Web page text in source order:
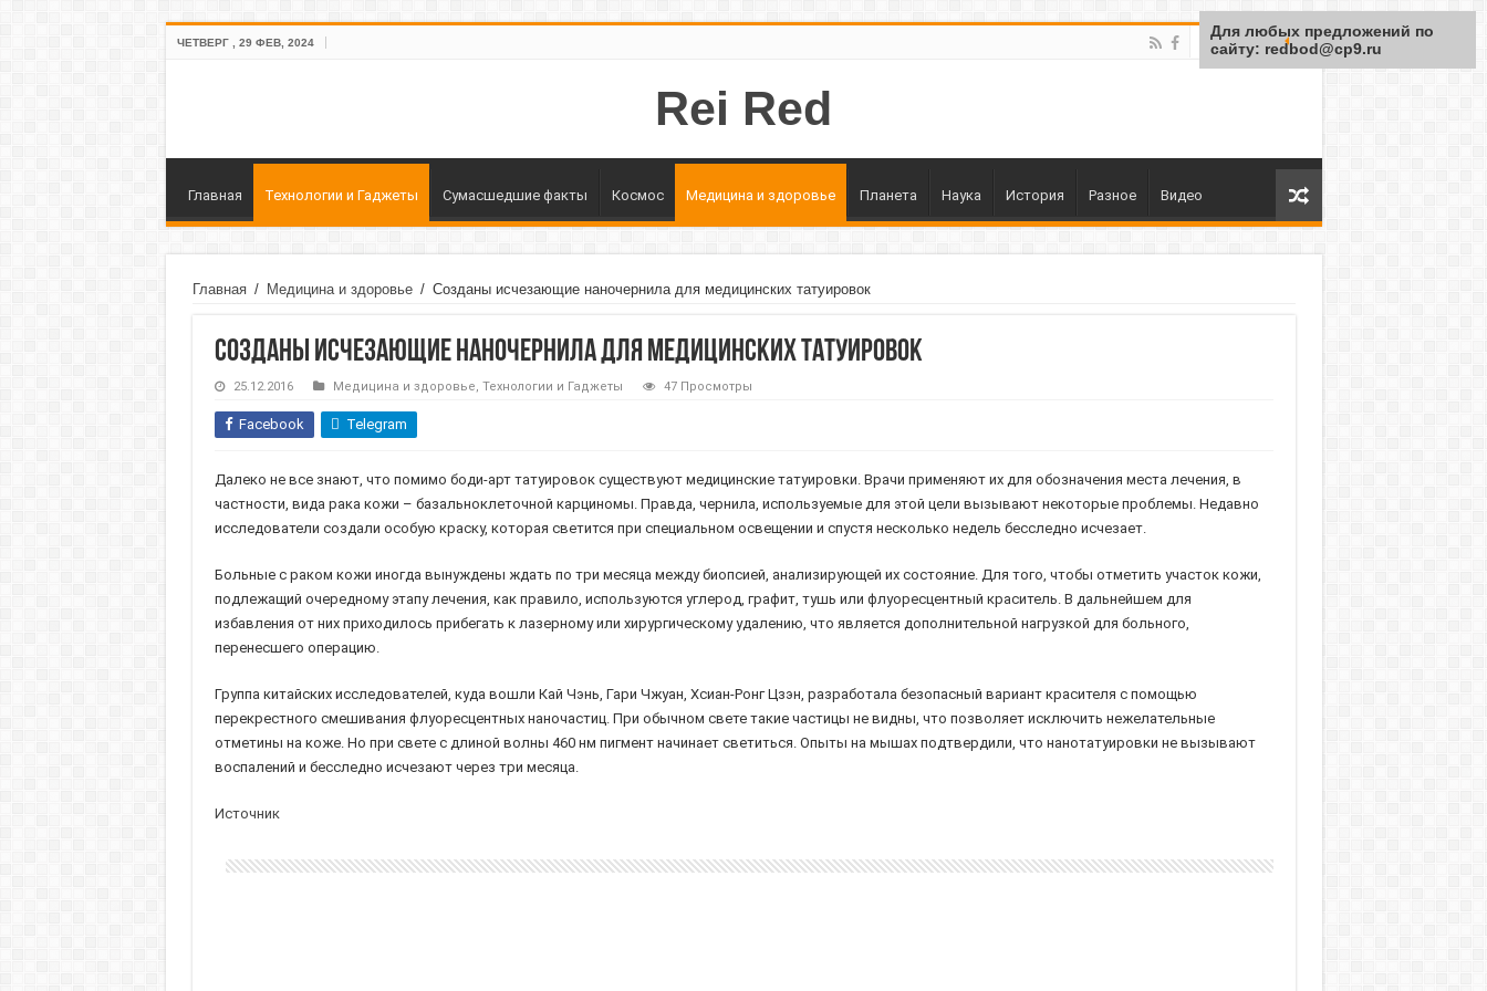
ЧЕТВЕРГ , 29 ФЕВ, 2024
Rei Red
Главная Технологии и Гаджеты Сумасшедшие факты Космос Медицина и здоровье Планета Наука История Разное Видео
Главная / Медицина и здоровье / Созданы исчезающие наночернила для медицинских татуировок
Созданы исчезающие наночернила для медицинских татуировок
25.12.2016 Медицина и здоровье, Технологии и Гаджеты 47 Просмотры
Facebook Telegram
Далеко не все знают, что помимо боди-арт татуировок существуют медицинские татуировки. Врачи применяют их для обозначения места лечения, в
частности, вида рака кожи – базальноклеточной карциномы. Правда, чернила, используемые для этой цели вызывают некоторые проблемы. Недавно
исследователи создали особую краску, которая светится при специальном освещении и спустя несколько недель бесследно исчезает.
Больные с раком кожи иногда вынуждены ждать по три месяца между биопсией, анализирующей их состояние. Для того, чтобы отметить участок кожи,
подлежащий очередному этапу лечения, как правило, используются углерод, графит, тушь или флуоресцентный краситель. В дальнейшем для
избавления от них приходилось прибегать к лазерному или хирургическому удалению, что является дополнительной нагрузкой для больного,
перенесшего операцию.
Группа китайских исследователей, куда вошли Кай Чэнь, Гари Чжуан, Хсиан-Ронг Цзэн, разработала безопасный вариант красителя с помощью
перекрестного смешивания флуоресцентных наночастиц. При обычном свете такие частицы не видны, что позволяет исключить нежелательные
отметины на коже. Но при свете с длиной волны 460 нм пигмент начинает светиться. Опыты на мышах подтвердили, что нанотатуировки не вызывают
воспалений и бесследно исчезают через три месяца.
Источник
Для любых предложений по
сайту: redbod@cp9.ru